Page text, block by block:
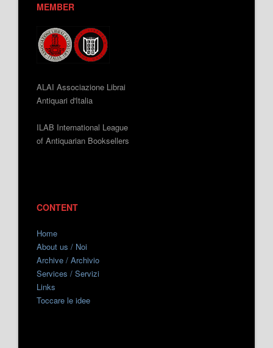
MEMBER
ALAI Associazione Librai
Antiquari d'Italia
ILAB International League
of Antiquarian Booksellers
CONTENT
Home
About us / Noi
Archive / Archivio
Services / Servizi
Links
Toccare le idee